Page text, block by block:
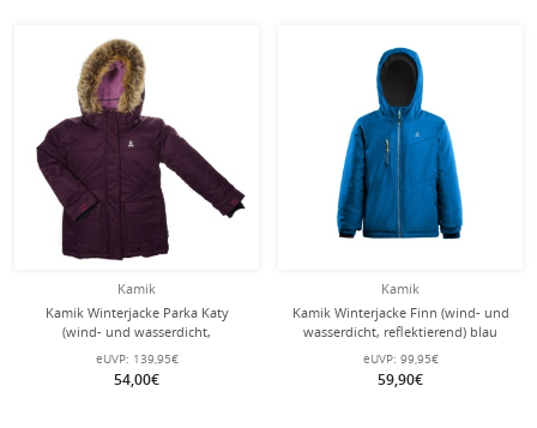
Kamik
Kamik Winterjacke Parka Katy
(wind- und wasserdicht,
reflektierend) violett Kinder
eUVP: 139,95€
54,00€
Kamik
Kamik Winterjacke Finn (wind- und
wasserdicht, reflektierend) blau
Kinder
eUVP: 99,95€
59,90€